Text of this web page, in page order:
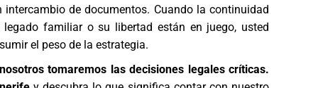
de documentos. Cuando la continuidad
familiar o su libertad están en juego, usted
el peso de la estrategia.
tomaremos las decisiones legales críticas.